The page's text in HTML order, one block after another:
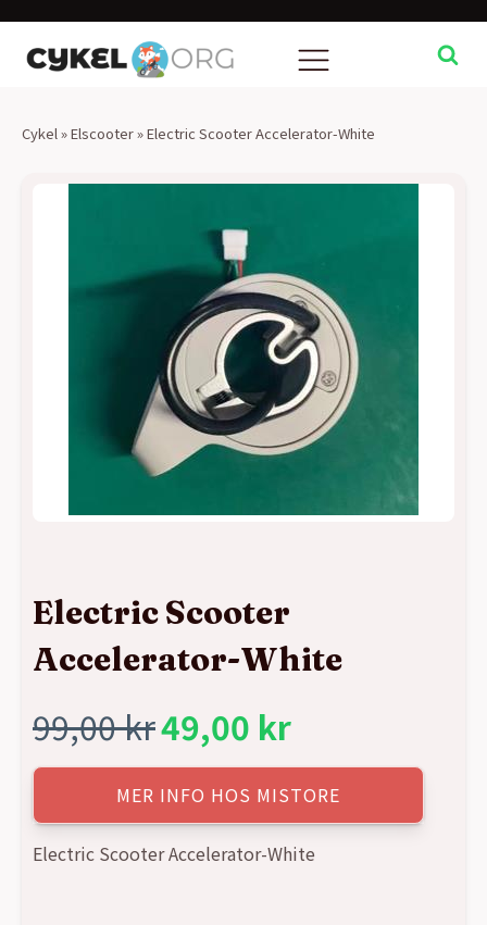
Cykel »Elscooter»Electric Scooter Accelerator-White
Electric Scooter
Accelerator-White
99,00kr
Det
ursprungliga
priset
49,00 kr
Det
nuvarande
priset
MER INFO HOS MISTORE
Electric Scooter Accelerator-White